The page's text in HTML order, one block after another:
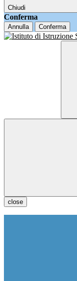
Chiudi
Conferma
Annulla Conferma
close